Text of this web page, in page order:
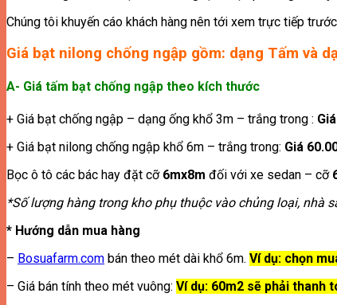
Chúng tôi khuyến cáo khách hàng nên tới xem trực tiếp
Giá bạt nilong chống ngập gồm: dạng Tấm và
A- Giá tấm bạt chống ngập theo kích thước
+ Giá bạt chống ngập – dạng ống khổ 3m – trắng trong :
+ Giá bạt nilong chống ngập khổ 6m – trắng trong: Giá
Bọc ô tô các bác hay đặt cỡ 6mx8m đối với xe sedan – cỡ
*Số lượng hàng trong kho phụ thuộc vào chủng loại, nhà
* Hướng dẫn mua hàng
– Bosuafarm.com bán theo mét dài khổ 6m. Ví dụ: chọn
– Giá bán tính theo mét vuông: Ví dụ: 60m2 sẽ phải thanh